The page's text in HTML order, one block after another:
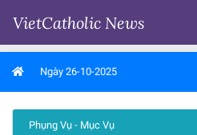
VietCatholic News
Ngày 26-10-2025
Phụng Vụ - Mục Vụ